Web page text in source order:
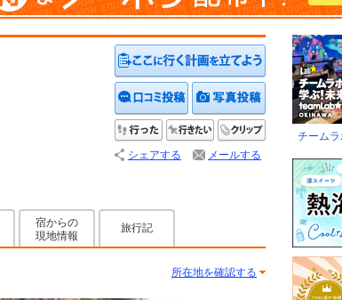
クチコミを投稿する写真を投稿する
行った 行きたい
シェアする メールする
宿からの
現地情報
旅行記
所在地を確認する
チームラ